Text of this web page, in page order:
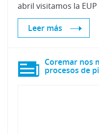
abril visitamos la
Leer más
Coremar nos
procesos de